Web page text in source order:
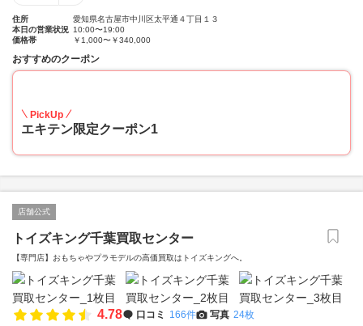
住所
愛知県名古屋市中川区太平通４丁目１３
本日の営業状況 10:00〜19:00
価格帯
￥1,000〜￥340,000
おすすめのクーポン
PickUp
エキテン限定クーポン1
店舗公式
トイズキング千葉買取センター
【専門店】おもちゃやプラモデルの高価買取はトイズキングへ。‎
4.78 口コミ 166件 写真 24枚